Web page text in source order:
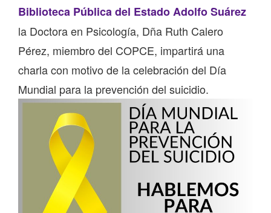
Biblioteca Pública del Estado Adolfo Suárez
la Doctora en Psicología, Dña Ruth Calero
Pérez, miembro del COPCE, impartirá una
charla con motivo de la celebración del Día
Mundial para la prevención del suicidio.